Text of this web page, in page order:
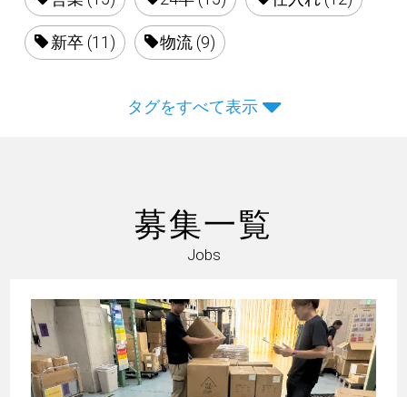
新卒 (11) 物流 (9)
タグをすべて表示
募集一覧
Jobs